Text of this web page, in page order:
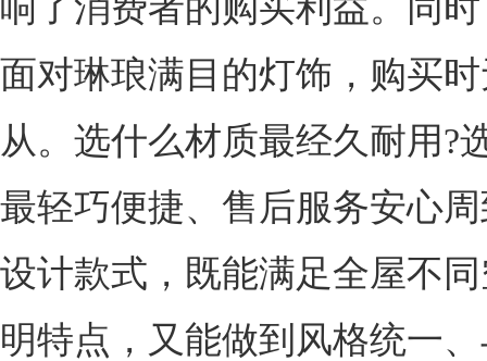
响了消费者的购买利益。同
面对琳琅满目的灯饰，购买
从。选什么材质最经久耐用?
最轻巧便捷、售后服务安心
设计款式，既能满足全屋不
明特点，又能做到风格统一